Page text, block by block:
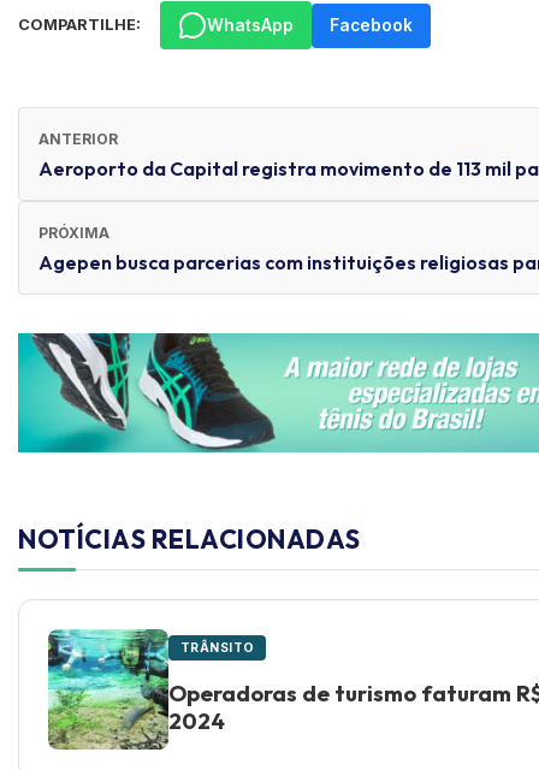
COMPARTILHE: WhatsApp Facebook
ANTERIOR
Aeroporto da Capital registra movimento de 113 mil
PRÓXIMA
Agepen busca parcerias com instituições religiosas
NOTÍCIAS RELACIONADAS
TRÂNSITO
Operadoras de turismo faturam
2024